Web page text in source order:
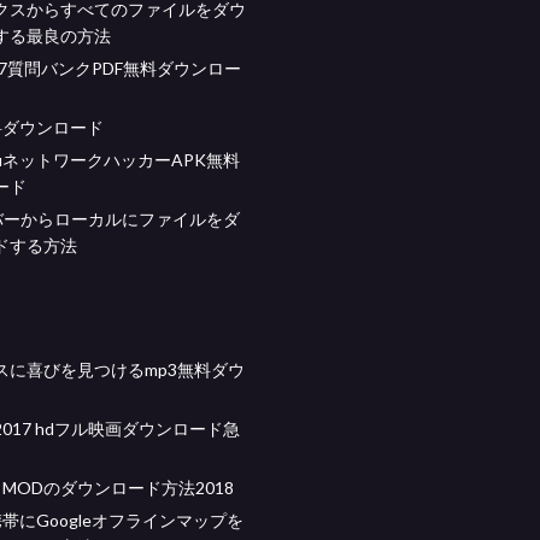
スからすべてのファイルをダウ
る最良の方法
質問バンクPDF無料ダウンロー
ウンロード
ットワークハッカーAPK無料
ド
からローカルにファイルをダ
する方法
に喜びを見つけるmp3無料ダウ
hdフル映画ダウンロード急
のダウンロード方法2018
にGoogleオフラインマップを